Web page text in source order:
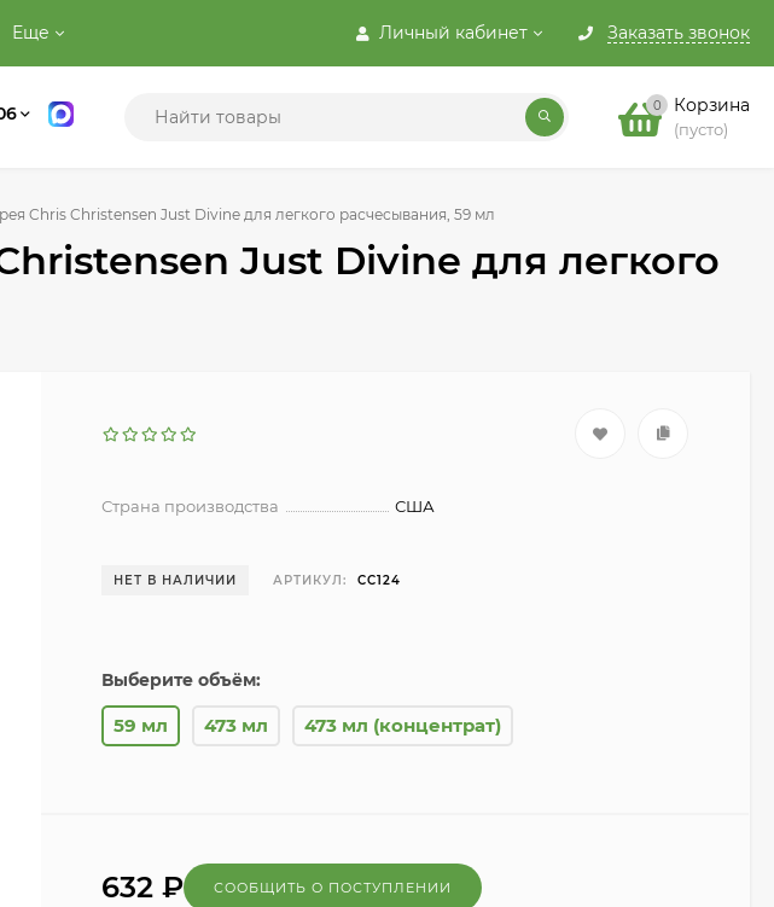
Личный кабинет Заказать звонок
Еще
0 Корзина
(пусто)
Chris Christensen Just Divine для легкого расчесывания, 59 мл
Just Divine для легкого
Страна производства США
НЕТ В НАЛИЧИИ АРТИКУЛ: CC124
Выберите объём:
59 мл 473 мл 473 мл (концентрат)
632₽ СООБЩИТЬ О ПОСТУПЛЕНИИ